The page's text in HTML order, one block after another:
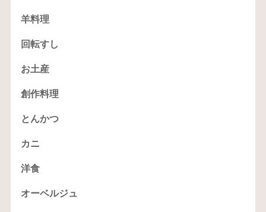
羊料理
回転すし
お土産
創作料理
とんかつ
カニ
洋食
オーベルジュ